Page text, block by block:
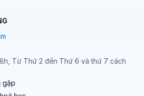
Từ Thứ 2 đến Thứ 6 và thứ 7 cách
gặp